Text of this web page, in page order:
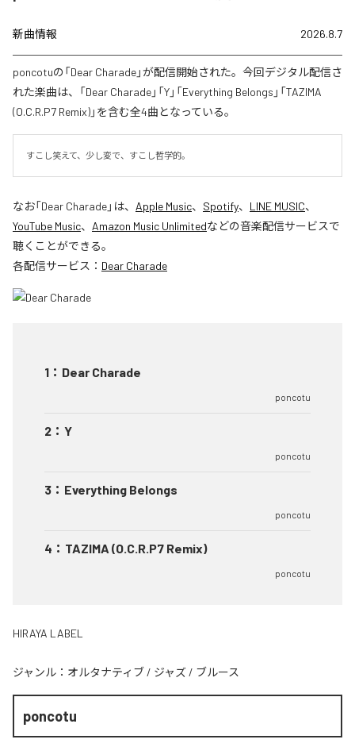
新曲情報 2026.8.7
poncotuの「Dear Charade」が配信開始された。今回デジタル配信さ
れた楽曲は、「Dear Charade」「Y」「Everything Belongs」「TAZIMA
(O.C.R.P7 Remix)」を含む全4曲となっている。
すこし笑えて、少し変で、すこし哲学的。
なお「Dear Charade」は、 Apple Music、 Spotify、 LINE MUSIC、
YouTube Music、 Amazon Music Unlimitedなどの音楽配信サービスで
聴くことができる。
各配信サービス： Dear Charade
1 ： Dear Charade
poncotu
2 ： Y
poncotu
3 ： Everything Belongs
poncotu
4 ： TAZIMA (O.C.R.P7 Remix)
poncotu
HIRAYA LABEL
ジャンル： オルタナティブ / ジャズ / ブルース
poncotu